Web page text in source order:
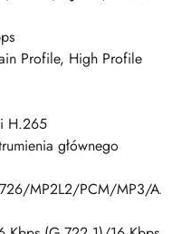
Profile, High Profile
H.265
głównego
MP2L2/PCM/MP3/